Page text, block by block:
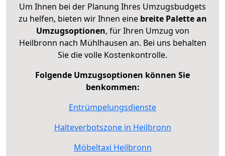
Um Ihnen bei der Planung Ihres Umzugsbudgets
zu helfen, bieten wir Ihnen eine breite Palette an
Umzugsoptionen, für Ihren Umzug von
Heilbronn nach Mühlhausen an. Bei uns behalten
Sie die volle Kostenkontrolle.
Folgende Umzugsoptionen können Sie
benkommen:
Entrümpelungsdienste
Halteverbotszone in Heilbronn
Möbeltaxi Heilbronn